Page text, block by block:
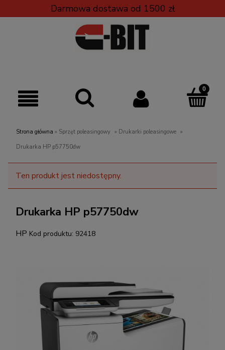
Darmowa dostawa od 1500 zł
Strona główna » Sprzęt poleasingowy » Drukarki poleasingowe »
Drukarka HP p57750dw
Ten produkt jest niedostępny.
Drukarka HP p57750dw
HP Kod produktu: 92418